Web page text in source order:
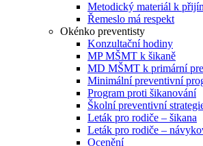
Metodický materiál k
Řemeslo má respekt
Okénko preventisty
Konzultační hodiny
MP MŠMT k šikaně
MD MŠMT k primární
Minimální preventivní
Program proti šikanování
Školní preventivní
Leták pro rodiče – šikana
Leták pro rodiče –
Ocenění